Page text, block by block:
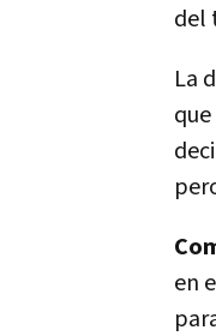
del
La
en